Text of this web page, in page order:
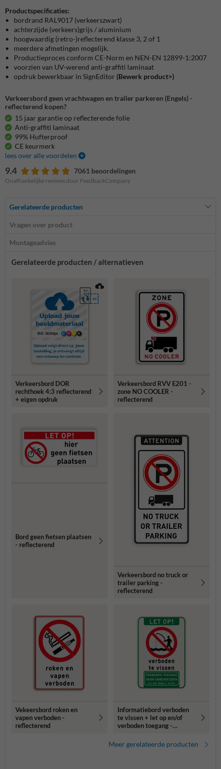
Productspecificaties:
bordrand RAL9017 (verkeerszwart)
achterzijde (verkeers)grijs / aluminium
hoogwaardig (retro-)reflecterend klasse 3, 2 of 1
meerdere afmetingen mogelijk.
Productieproces conform CE-Norm en NEN-EN 12899-1:2007
voorzien van UV-werend anti-graffiti laminaat
opdruk bewerkbaar in SignEditor (Bewerk product>)
Verkeersbord geen vrachtwagen en trailer parkeren (Engels) -
reflecterend kopen?
15 jaar garantie op reflecterende folie
Anti-graffiti laminaat
99% Hufterproof
CE keurmerk
lees over alle voordelen
9.4 7061 beoordelingen
Onafhankelijke reviews door FeedbackCompany
Gerelateerde producten
Vragen over product
Montageadvies
Gerelateerde producten / alternatieven
Verkeersbord DOR
rechthoek 4:3 reflecterend
+ eigen opdruk
Verkeersbord RVV E201 -
zone NO COOLER -
reflecterend
Bord geen fietsen plaatsen
- reflecterend
Verkeersbord no truck or
trailer parking -
reflecterend
Vekeersbord roken en
vapen verboden -
reflecterend
Informatiebord verboden
te vissen + let op en/of
verboden toegang -
Meer gerelateerde producten